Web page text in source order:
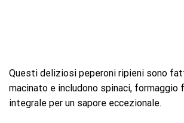
Questi deliziosi peperoni ripieni sono
macinato e includono spinaci, formaggio
integrale per un sapore eccezionale.